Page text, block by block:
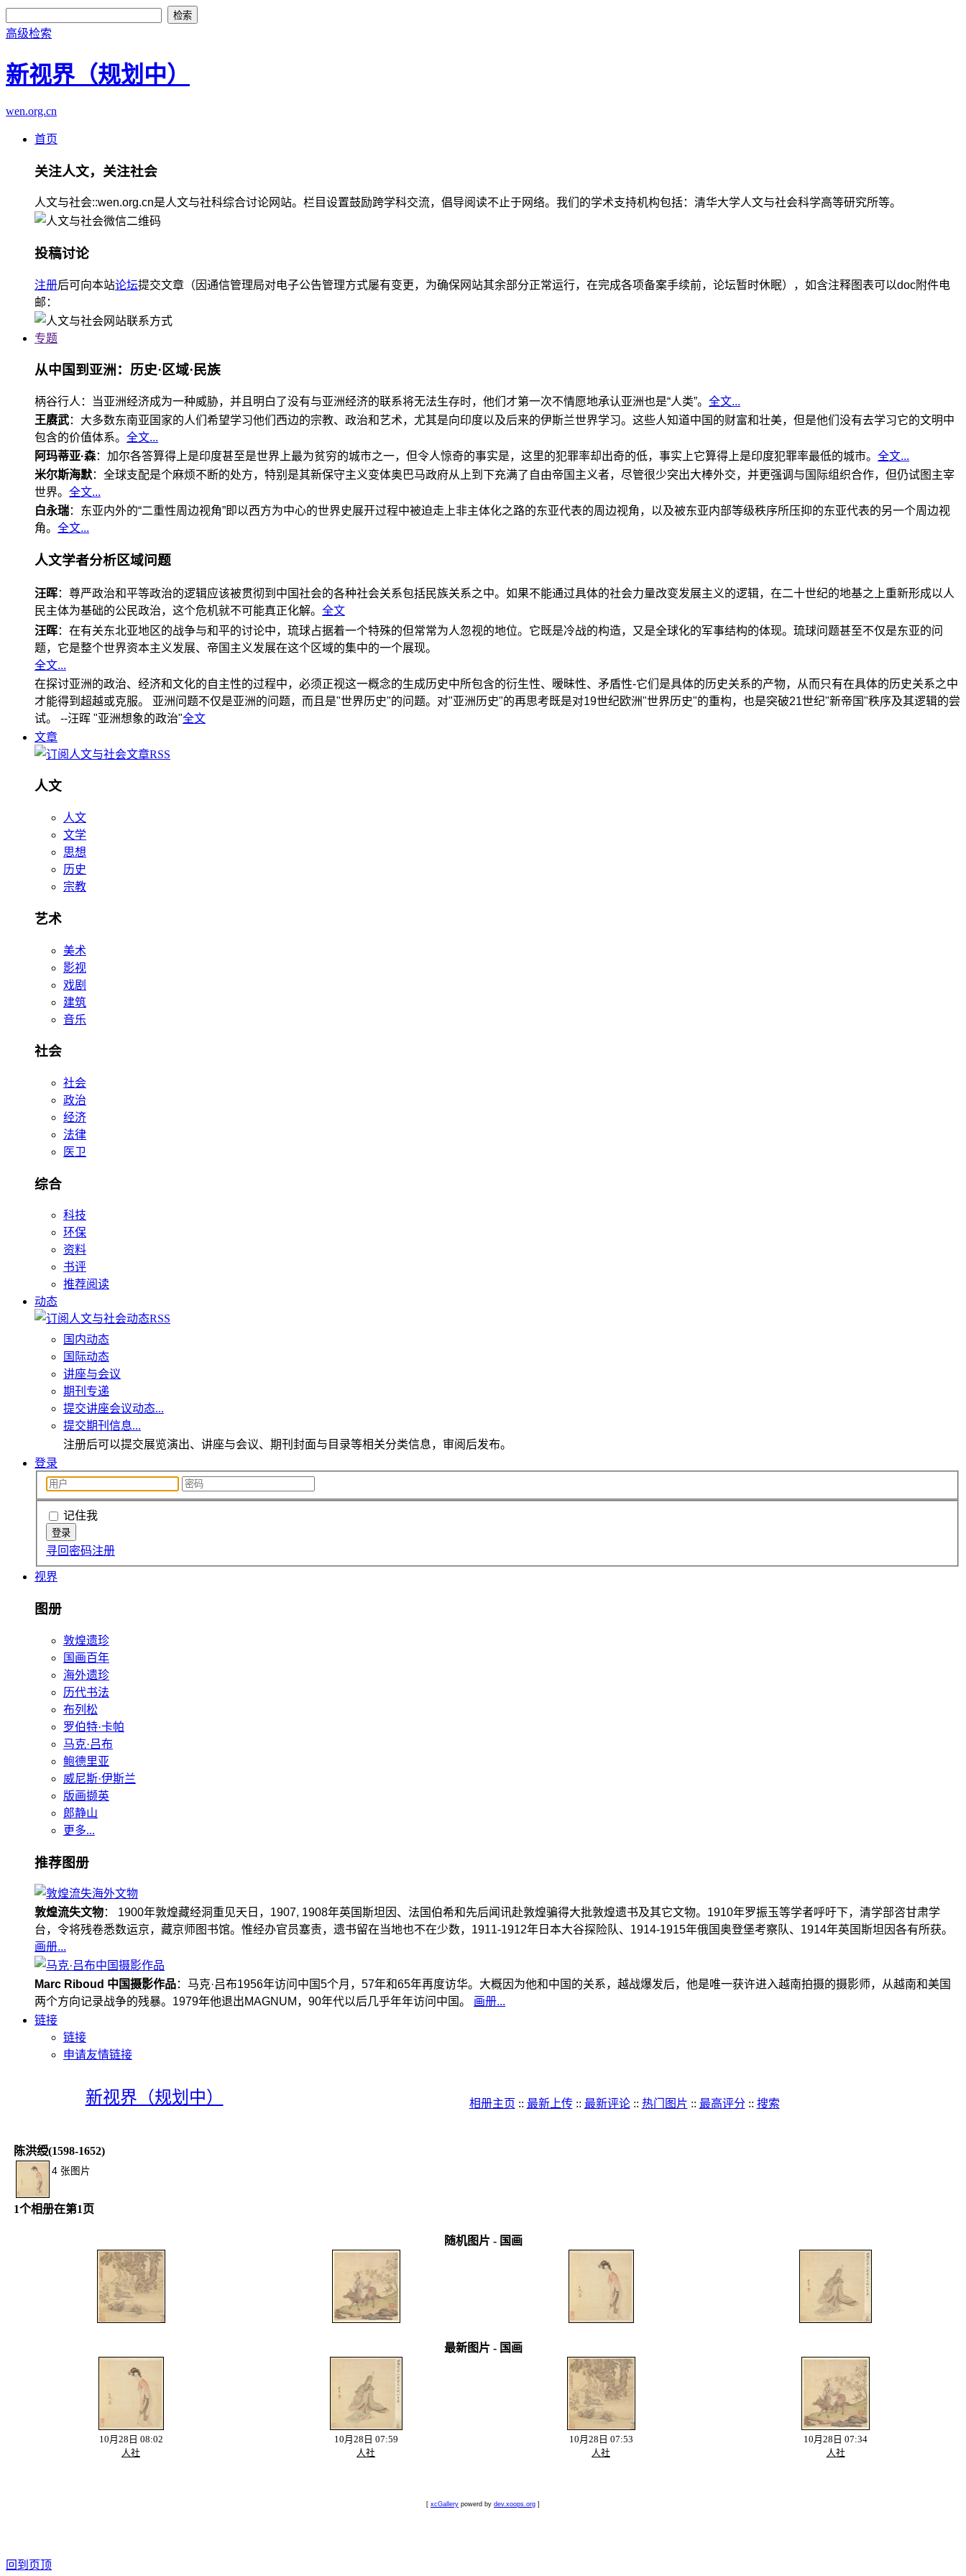
高级检索
新视界（规划中）
wen.org.cn
首页
关注人文，关注社会
人文与社会::wen.org.cn是人文与社科综合讨论网站。栏目设置鼓励跨学科交流，倡导阅读不止于网络。我们的学术支持机构包括：清华大学人文与社会科学高等研究所等。
投稿讨论
注册后可向本站论坛提交文章（因通信管理局对电子公告管理方式屡有变更，为确保网站其余部分正常运行，在完成各项备案手续前，论坛暂时休眠），如含注释图表可以doc附件电
邮：
专题
从中国到亚洲：历史·区域·民族
柄谷行人：当亚洲经济成为一种威胁，并且明白了没有与亚洲经济的联系将无法生存时，他们才第一次不情愿地承认亚洲也是“人类”。 全文...
王赓武：大多数东南亚国家的人们希望学习他们西边的宗教、政治和艺术，尤其是向印度以及后来的伊斯兰世界学习。这些人知道中国的财富和壮美，但是他们没有去学习它的文明中
包含的价值体系。 全文...
阿玛蒂亚·森：加尔各答算得上是印度甚至是世界上最为贫穷的城市之一，但令人惊奇的事实是，这里的犯罪率却出奇的低，事实上它算得上是印度犯罪率最低的城市。 全文...
米尔斯海默：全球支配是个麻烦不断的处方，特别是其新保守主义变体奥巴马政府从上到下充满了自由帝国主义者，尽管很少突出大棒外交，并更强调与国际组织合作，但仍试图主宰
世界。 全文...
白永瑞：东亚内外的“二重性周边视角”即以西方为中心的世界史展开过程中被迫走上非主体化之路的东亚代表的周边视角，以及被东亚内部等级秩序所压抑的东亚代表的另一个周边视
角。 全文...
人文学者分析区域问题
汪晖：尊严政治和平等政治的逻辑应该被贯彻到中国社会的各种社会关系包括民族关系之中。如果不能通过具体的社会力量改变发展主义的逻辑，在二十世纪的地基之上重新形成以人
民主体为基础的公民政治，这个危机就不可能真正化解。 全文
汪晖：在有关东北亚地区的战争与和平的讨论中，琉球占据着一个特殊的但常常为人忽视的地位。它既是冷战的构造，又是全球化的军事结构的体现。琉球问题甚至不仅是东亚的问
题，它是整个世界资本主义发展、帝国主义发展在这个区域的集中的一个展现。
全文...
在探讨亚洲的政治、经济和文化的自主性的过程中，必须正视这一概念的生成历史中所包含的衍生性、暧昧性、矛盾性-它们是具体的历史关系的产物，从而只有在具体的历史关系之中
才能得到超越或克服。 亚洲问题不仅是亚洲的问题，而且是"世界历史"的问题。对"亚洲历史"的再思考既是对19世纪欧洲"世界历史"的重构，也是突破21世纪"新帝国"秩序及其逻辑的尝
试。 --汪晖 "亚洲想象的政治"全文
文章
人文
人文
文学
思想
历史
宗教
艺术
美术
影视
戏剧
建筑
音乐
社会
社会
政治
经济
法律
医卫
综合
科技
环保
资料
书评
推荐阅读
动态
国内动态
国际动态
讲座与会议
期刊专递
提交讲座会议动态...
提交期刊信息...
注册后可以提交展览演出、讲座与会议、期刊封面与目录等相关分类信息，审阅后发布。
登录
记住我
寻回密码注册
视界
图册
敦煌遗珍
国画百年
海外遗珍
历代书法
布列松
罗伯特·卡帕
马克·吕布
鲍德里亚
威尼斯·伊斯兰
版画撷英
郎静山
更多...
推荐图册
敦煌流失文物： 1900年敦煌藏经洞重见天日，1907, 1908年英国斯坦因、法国伯希和先后闻讯赴敦煌骗得大批敦煌遗书及其它文物。1910年罗振玉等学者呼吁下，清学部咨甘肃学
台，令将残卷悉数运京，藏京师图书馆。惟经办官员塞责，遗书留在当地也不在少数，1911-1912年日本大谷探险队、1914-1915年俄国奥登堡考察队、1914年英国斯坦因各有所获。
画册...
Marc Riboud 中国摄影作品：马克·吕布1956年访问中国5个月，57年和65年再度访华。大概因为他和中国的关系，越战爆发后，他是唯一获许进入越南拍摄的摄影师，从越南和美国
两个方向记录战争的残暴。1979年他退出MAGNUM，90年代以后几乎年年访问中国。 画册...
链接
链接
申请友情链接
新视界（规划中） 相册主页 :: 最新上传:: 最新评论:: 热门图片 :: 最高评分 :: 搜索
陈洪绶(1598-1652)
4 张图片
1个相册在第1页
随机图片 - 国画
最新图片 - 国画
10月28日 08:02
人社
10月28日 07:59
人社
10月28日 07:53
人社
10月28日 07:34
人社
[ xcGallery powerd by dev.xoops.org ]
回到页顶